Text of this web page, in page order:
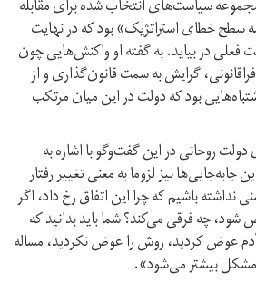
سیاست‌های انتخاب شده برای مقابله
سطح خطای استراتژیک» بود که در نهایت
در بیاید. به گفته او واکنش‌هایی چون
گرایش به سمت قانون‌گذاری و از
بود که دولت در این میان مرتکب
روحانی در این گفت‌وگو با اشاره به
نیز لزوما به معنی تغییر رفتار
باشیم که چرا این اتفاق رخ داد، اگر
شود، چه فرقی می‌کند؟ شما باید بدانید که
آدم عوض کردید، روش‌ را عوض نکردید، مساله
بیشتر می‌شود».